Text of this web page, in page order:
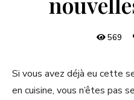
569
Si vous avez déjà eu cette
en cuisine, vous n’êtes pas